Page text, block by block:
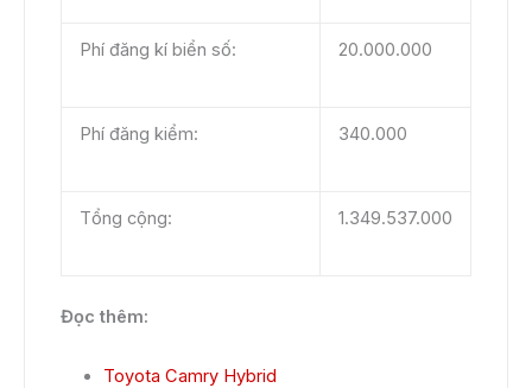
Phí đăng kí biển số: 20.000.000
Phí đăng kiểm: 340.000
Tổng cộng: 1.349.537.000
Đọc thêm:
Toyota Camry Hybrid